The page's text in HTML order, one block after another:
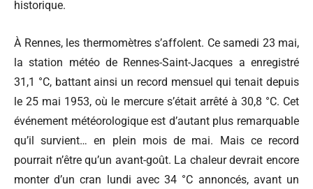
historique.
À Rennes, les thermomètres s’affolent. Ce samedi 23 mai,
la station météo de Rennes-Saint-Jacques a enregistré
31,1 °C, battant ainsi un record mensuel qui tenait depuis
le 25 mai 1953, où le mercure s’était arrêté à 30,8 °C. Cet
événement météorologique est d’autant plus remarquable
qu’il survient… en plein mois de mai. Mais ce record
pourrait n’être qu’un avant-goût. La chaleur devrait encore
monter d’un cran lundi avec 34 °C annoncés, avant un